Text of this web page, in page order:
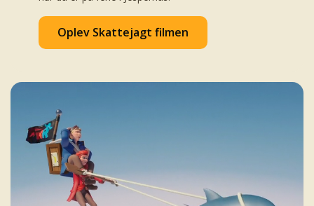
Oplev Skattejagt filmen